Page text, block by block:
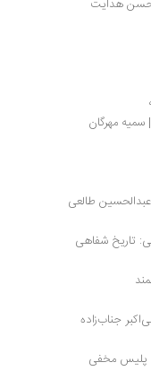
طالعی
نشست نقد و بررسی دانشگاه، جامعه و دانایی: تاریخ شفاهی
پیشنهاد نادر فلاح برای خواندن بایگانی ادبی پلیس مخفی